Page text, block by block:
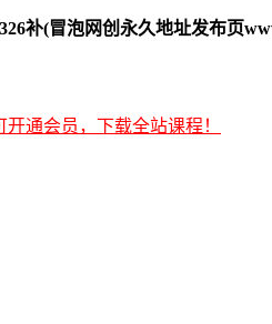
补(冒泡网创永久地址发布页
通会员，下载全站课程！